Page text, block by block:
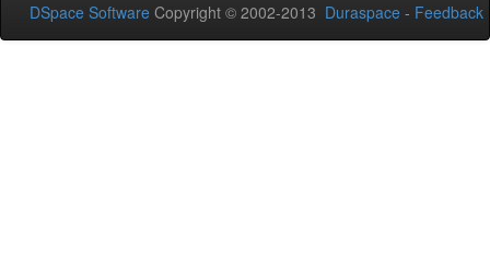
DSpace Software Copyright © 2002-2013 Duraspace - Feedback